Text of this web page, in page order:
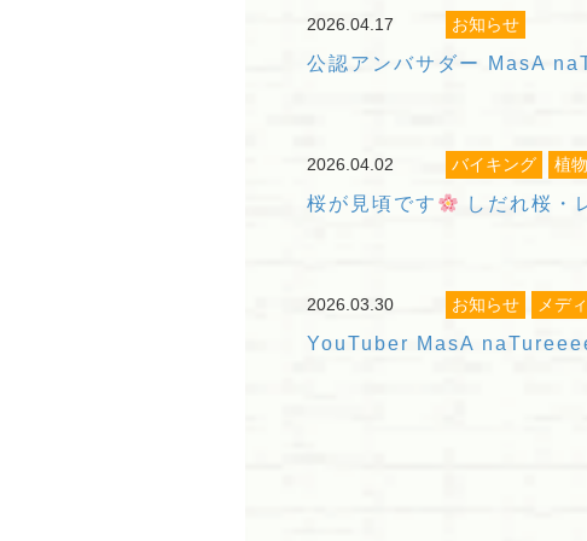
2026.04.17 お知らせ
公認アンバサダー MasA
2026.04.02 バイキング 植
桜が見頃です しだれ桜・
2026.03.30 お知らせ メデ
YouTuber MasA